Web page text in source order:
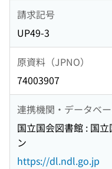
請求記号
UP49-3
原資料（JPNO）
74003907
連携機関・データベ
国立国会図書館 : 国
ン
https://dl.ndl.go.jp